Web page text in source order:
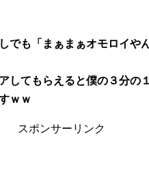
でも「まぁまぁオモロイや
してもらえると僕の３分の
ｗｗ
スポンサーリンク